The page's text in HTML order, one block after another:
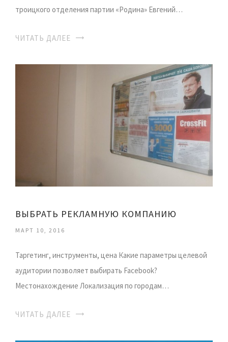
троицкого отделения партии «Родина» Евгений…
ЧИТАТЬ ДАЛЕЕ
ВЫБРАТЬ РЕКЛАМНУЮ КОМПАНИЮ
МАРТ 10, 2016
Таргетинг, инструменты, цена Какие параметры целевой
аудитории позволяет выбирать Facebook?
Местонахождение Локализация по городам…
ЧИТАТЬ ДАЛЕЕ